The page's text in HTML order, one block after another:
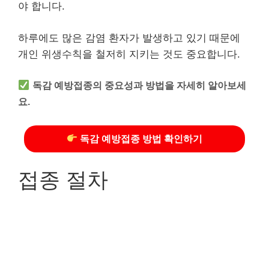
야 합니다.
하루에도 많은 감염 환자가 발생하고 있기 때문에
개인 위생수칙을 철저히 지키는 것도 중요합니다.
독감 예방접종의 중요성과 방법을 자세히 알아보세
요.
독감 예방접종 방법 확인하기
접종 절차